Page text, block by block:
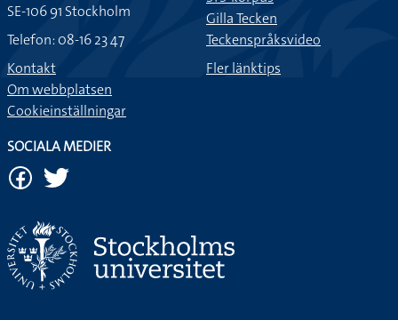
SE-106 91 Stockholm
Telefon: 08-16 23 47
Kontakt
Om webbplatsen
Cookieinställningar
Gilla Tecken
Teckenspråksvideo
Fler länktips
SOCIALA MEDIER